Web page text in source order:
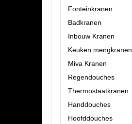
Fonteinkranen
Badkranen
Inbouw Kranen
Keuken mengkranen
Miva Kranen
Regendouches
Thermostaatkranen
Handdouches
Hoofddouches